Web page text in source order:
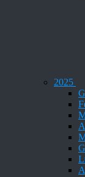
2025